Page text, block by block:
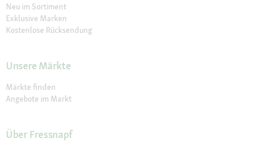
Neu im Sortiment
Exklusive Marken
Kostenlose Rücksendung
Unsere Märkte
Märkte finden
Angebote im Markt
Über Fressnapf